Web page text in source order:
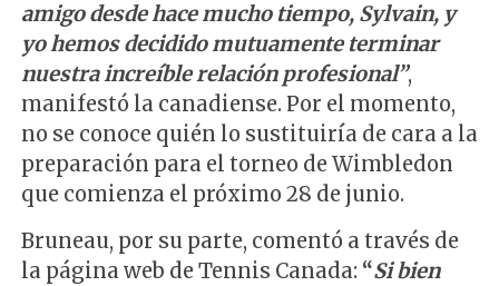
amigo desde hace mucho tiempo, Sylvain, y
yo hemos decidido mutuamente terminar
nuestra increíble relación profesional”,
manifestó la canadiense. Por el momento,
no se conoce quién lo sustituiría de cara a la
preparación para el torneo de Wimbledon
que comienza el próximo 28 de junio.
Bruneau, por su parte, comentó a través de
la página web de Tennis Canada: “Si bien